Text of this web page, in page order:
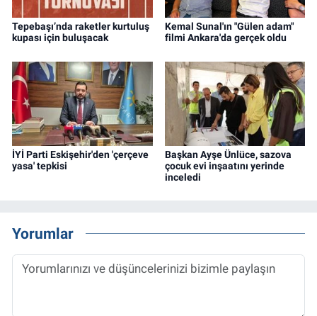
Tepebaşı’nda raketler kurtuluş
kupası için buluşacak
Kemal Sunal'ın "Gülen adam"
filmi Ankara'da gerçek oldu
İYİ Parti Eskişehir'den 'çerçeve
yasa' tepkisi
Başkan Ayşe Ünlüce, sazova
çocuk evi inşaatını yerinde
inceledi
Yorumlar